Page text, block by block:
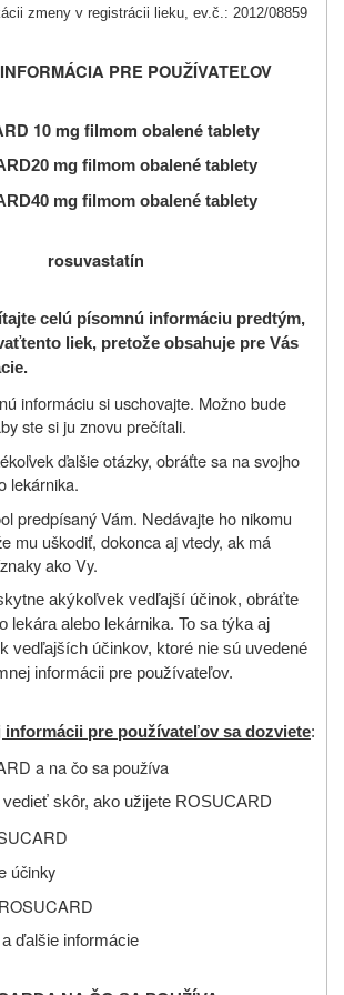
zmeny v registrácii lieku, ev.č.: 2012/08859
PRE POUŽÍVATEĽOV
10 mg filmom obalené tablety
20 mg filmom obalené tablety
40 mg filmom obalené tablety
rosuvastatín
celú písomnú informáciu predtým,
tento liek, pretože obsahuje pre Vás
informáciu si uschovajte. Možno bude
ste si ju znovu prečítali.
ďalšie otázky, obráťte sa na svojho
lekárnika.
predpísaný Vám. Nedávajte ho nikomu
mu uškodiť, dokonca aj vtedy, ak má
ako Vy.
akýkoľvek vedľajší účinok, obráťte
lekára alebo lekárnika. To sa týka aj
vedľajších účinkov, ktoré nie sú uvedené
informácii pre používateľov.
informácii pre používateľov sa dozviete:
a na čo sa používa
vedieť skôr, ako užijete ROSUCARD
účinky
ďalšie informácie